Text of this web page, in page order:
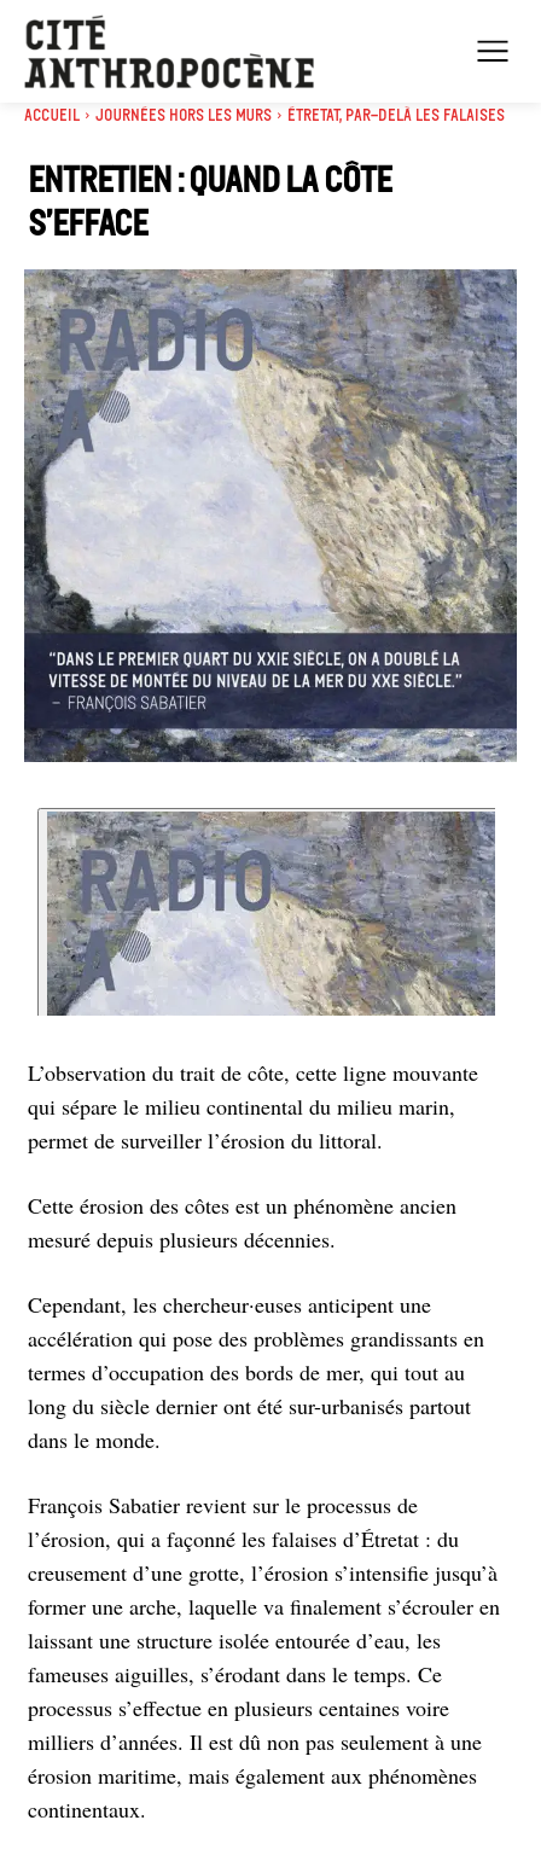
Accueil Journées Hors les murs Étretat, par-delà les falaises
Entretien : Quand la côte
s’efface
L’observation du trait de côte, cette ligne mouvante
qui sépare le milieu continental du milieu marin,
permet de surveiller l’érosion du littoral.
Cette érosion des côtes est un phénomène ancien
mesuré depuis plusieurs décennies.
Cependant, les chercheur·euses anticipent une
accélération qui pose des problèmes grandissants en
termes d’occupation des bords de mer, qui tout au
long du siècle dernier ont été sur-urbanisés partout
dans le monde.
François Sabatier revient sur le processus de
l’érosion, qui a façonné les falaises d’Étretat : du
creusement d’une grotte, l’érosion s’intensifie jusqu’à
former une arche, laquelle va finalement s’écrouler en
laissant une structure isolée entourée d’eau, les
fameuses aiguilles, s’érodant dans le temps. Ce
processus s’effectue en plusieurs centaines voire
milliers d’années. Il est dû non pas seulement à une
érosion maritime, mais également aux phénomènes
continentaux.